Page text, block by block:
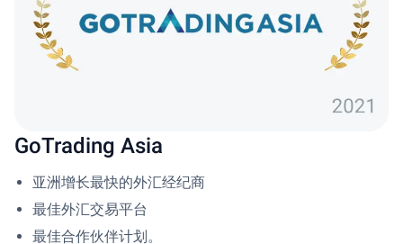
GoTrading Asia
亚洲增长最快的外汇经纪商
最佳外汇交易平台
最佳合作伙伴计划。